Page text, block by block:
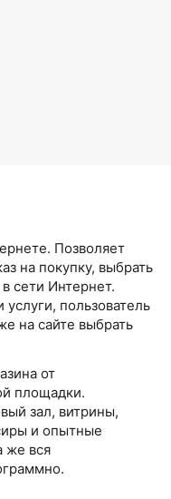
Позволяет
на покупку, выбрать
сети Интернет.
пользователь
на сайте выбрать
от
площадки.
зал, витрины,
и опытные
же вся